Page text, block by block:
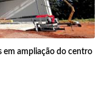
em ampliação do centro